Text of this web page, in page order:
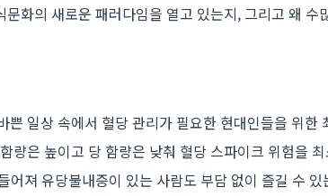
화의 새로운 패러다임을 열고 있는지, 그리고 왜 수
쁜 일상 속에서 혈당 관리가 필요한 현대인들을 위한
량은 높이고 당 함량은 낮춰 혈당 스파이크 위험을
어져 유당불내증이 있는 사람도 부담 없이 즐길 수